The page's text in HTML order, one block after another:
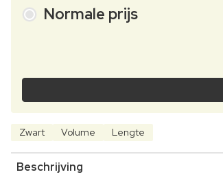
Normale prijs
Zwart Volume Lengte
Beschrijving